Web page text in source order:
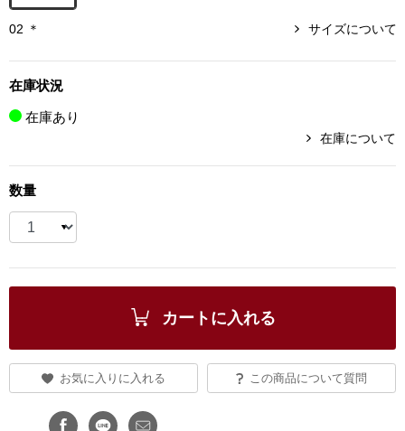
ランド
集
すべて見る
トートバッグ
ハンドバッグ
02 ＊ サイズについて
在庫状況
在庫あり
在庫について
数量
カートに入れる
お気に入りに入れる この商品について質問